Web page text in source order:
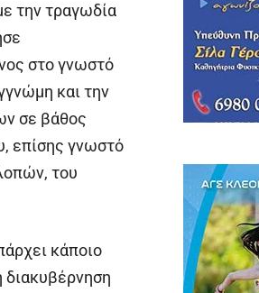
την τραγωδία
στο γνωστό
και την
σε βάθος
επίσης γνωστό
του
κάποιο
διακυβέρνηση